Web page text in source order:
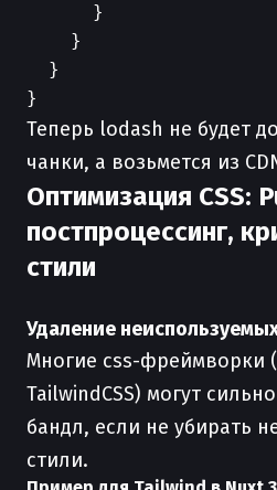
      }
    }
  }
Теперь lodash не будет
чанки, а возьмется из
Оптимизация CSS:
постпроцессинг,
стили
Удаление
Многие css-фреймворки
TailwindCSS) могут
бандл, если не убирать
стили.